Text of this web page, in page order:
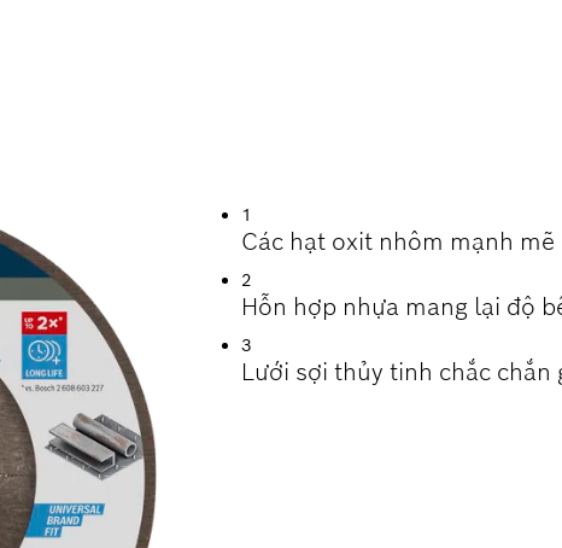
1
Các hạt oxit nhôm mạnh
2
Hỗn hợp nhựa mang lại độ
3
Lưới sợi thủy tinh chắc chắn